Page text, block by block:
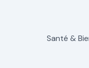
Santé &